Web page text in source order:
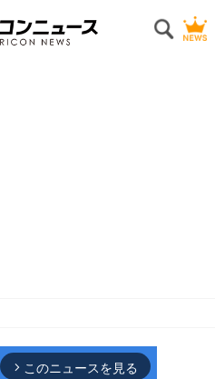
arrow_forward_ios このニュースを見る